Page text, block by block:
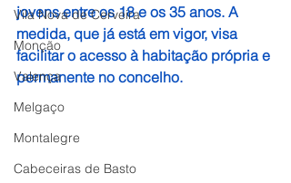
Vila Nova de Cerveira
Monção
Valença
Melgaço
Montalegre
Cabeceiras de Basto
jovens entre os 18 e os 35 anos. A
medida, que já está em vigor, visa
facilitar o acesso à habitação própria e
permanente no concelho.